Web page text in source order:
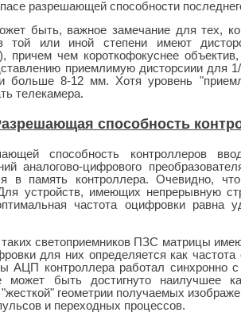
разрешающей способности
быть, важное замечание для тех,
той или иной степени имеют
причем чем короткофокуснее
приемлимую дисторсиии для
больше 8-12 мм. Хотя уровень
телекамера.
способность
способность контроллеров
аналогово-цифрового
в память контроллера. Очевидно,
устройств, имеющих непрерывную
частота оцифровки равна
таких светоприемников ПЗС матрицы
для них определяется как
АЦП контроллера работал синхронно
может быть достигнуто наилучшее
геометрии получаемых
и переходных процессов.